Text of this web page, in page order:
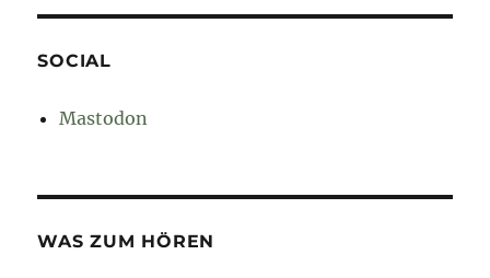
SOCIAL
Mastodon
WAS ZUM HÖREN